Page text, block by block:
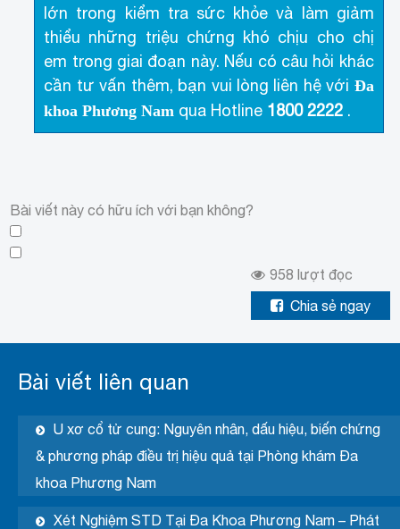
lớn trong kiểm tra sức khỏe và làm giảm
thiểu những triệu chứng khó chịu cho chị
em trong giai đoạn này. Nếu có câu hỏi khác
cần tư vấn thêm, bạn vui lòng liên hệ với Đa
khoa Phương Nam qua Hotline 1800 2222 .
Bài viết này có hữu ích với bạn không?
958 lượt đọc
Chia sẻ ngay
Bài viết liên quan
U xơ cổ tử cung: Nguyên nhân, dấu hiệu, biến chứng
& phương pháp điều trị hiệu quả tại Phòng khám Đa
khoa Phương Nam
Xét Nghiệm STD Tại Đa Khoa Phương Nam – Phát